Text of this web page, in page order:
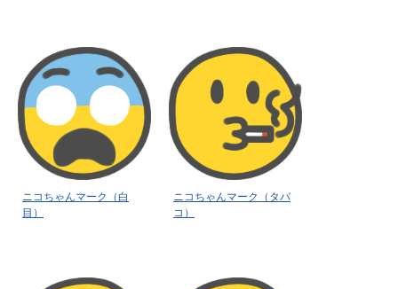
ニコちゃんマーク（白
目）
ニコちゃんマーク（タバ
コ）